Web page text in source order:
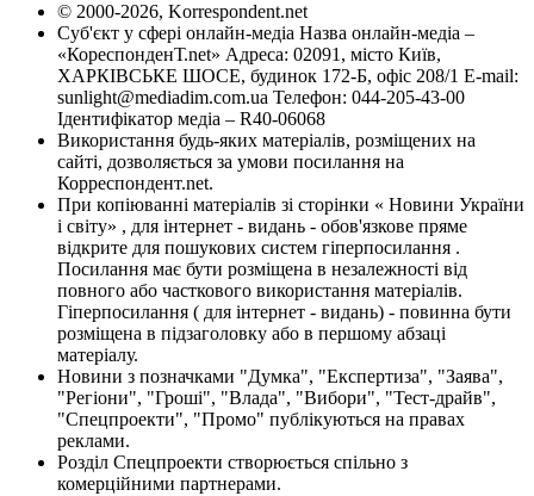
© 2000-2026, Korrespondent.net
Суб'єкт у сфері онлайн-медіа Назва онлайн-медіа –
«КореспонденТ.net» Адреса: 02091, місто Київ,
ХАРКІВСЬКЕ ШОСЕ, будинок 172-Б, офіс 208/1 E-mail:
sunlight@mediadim.com.ua Телефон: 044-205-43-00
Ідентифікатор медіа – R40-06068
Використання будь-яких матеріалів, розміщених на
сайті, дозволяється за умови посилання на
Корреспондент.net.
При копіюванні матеріалів зі сторінки « Новини України
і світу» , для інтернет - видань - обов'язкове пряме
відкрите для пошукових систем гіперпосилання .
Посилання має бути розміщена в незалежності від
повного або часткового використання матеріалів.
Гіперпосилання ( для інтернет - видань) - повинна бути
розміщена в підзаголовку або в першому абзаці
матеріалу.
Новини з позначками "Думка", "Експертиза", "Заява",
"Регіони", "Гроші", "Влада", "Вибори", "Тест-драйв",
"Спецпроекти", "Промо" публікуються на правах
реклами.
Розділ Спецпроекти створюється спільно з
комерційними партнерами.